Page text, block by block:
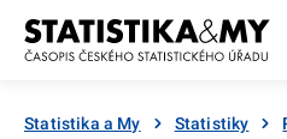
Přejít k obsahu
Statistika a My Statistiky